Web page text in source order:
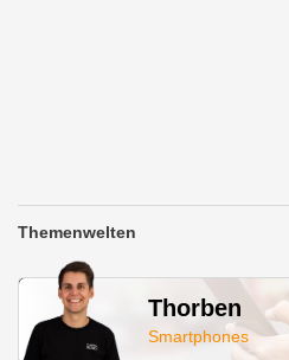
Themenwelten
Thorben
Smartphones